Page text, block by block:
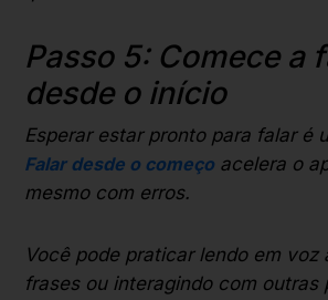
Passo 5: Comece a
desde o início
Esperar estar pronto para falar é
Falar desde o começo acelera o
mesmo com erros.
Você pode praticar lendo em voz
frases ou interagindo com outras